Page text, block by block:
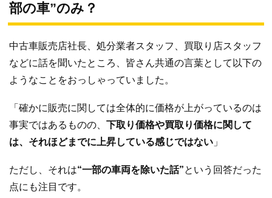
部の車”のみ？
中古車販売店社長、処分業者スタッフ、買取り店スタッフ
などに話を聞いたところ、皆さん共通の言葉として以下の
ようなことをおっしゃっていました。
「確かに販売に関しては全体的に価格が上がっているのは
事実ではあるものの、 下取り価格や買取り価格に関して
は、それほどまでに上昇している感じではない 」
ただし、それは“一部の車両を除いた話”という回答だった
点にも注目です。